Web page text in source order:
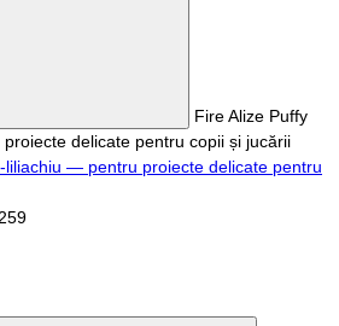
Fire Alize Puffy
delicate pentru copii și jucării